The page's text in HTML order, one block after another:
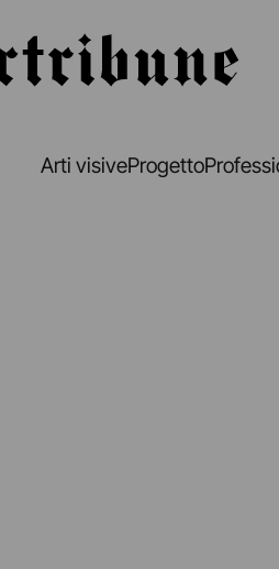
Arti visiveProgetto